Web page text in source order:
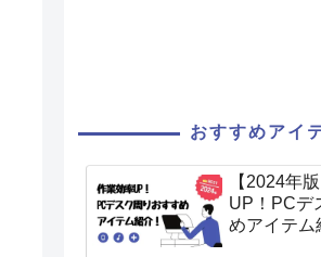
おすすめアイ
【2024年
UP！PCデ
めアイテム